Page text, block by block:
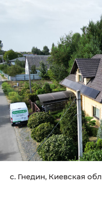
с. Гнедин, Киевская